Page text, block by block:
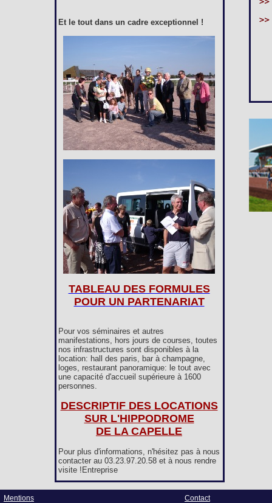
Et le tout dans un cadre exceptionnel !
TABLEAU DES FORMULES
POUR UN PARTENARIAT
Pour vos séminaires et autres
manifestations, hors jours de courses, toutes
nos infrastructures sont disponibles à la
location: hall des paris, bar à champagne,
loges, restaurant panoramique: le tout avec
une capacité d'accueil supérieure à 1600
personnes.
DESCRIPTIF DES LOCATIONS
SUR L'HIPPODROME
DE LA CAPELLE
Pour plus d'informations, n'hésitez pas à nous
contacter au 03.23.97.20.58 et à nous rendre
visite !Entreprise
Mentions
Contact